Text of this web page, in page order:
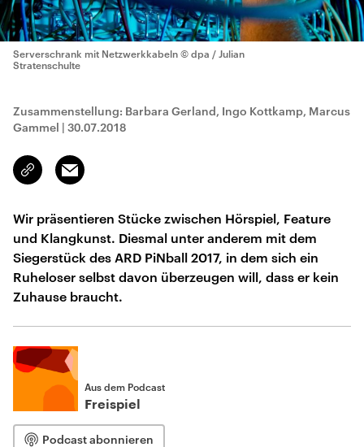
Serverschrank mit Netzwerkkabeln © dpa / Julian
Stratenschulte
Zusammenstellung: Barbara Gerland, Ingo Kottkamp, Marcus
Gammel | 30.07.2018
Link
kopieren/teilen
Email
Wir präsentieren Stücke zwischen Hörspiel, Feature
und Klangkunst. Diesmal unter anderem mit dem
Siegerstück des ARD PiNball 2017, in dem sich ein
Ruheloser selbst davon überzeugen will, dass er kein
Zuhause braucht.
Aus dem Podcast
Freispiel
Podcast abonnieren